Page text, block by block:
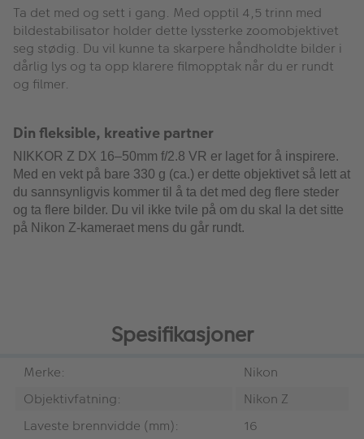
Ta det med og sett i gang. Med opptil 4,5 trinn med
bildestabilisator holder dette lyssterke zoomobjektivet
seg stødig. Du vil kunne ta skarpere håndholdte bilder i
dårlig lys og ta opp klarere filmopptak når du er rundt
og filmer.
Din fleksible, kreative partner
NIKKOR Z DX 16–50mm f/2.8 VR er laget for å inspirere.
Med en vekt på bare 330 g (ca.) er dette objektivet så lett at
du sannsynligvis kommer til å ta det med deg flere steder
og ta flere bilder. Du vil ikke tvile på om du skal la det sitte
på Nikon Z-kameraet mens du går rundt.
Spesifikasjoner
Merke:
Nikon
Objektivfatning:
Nikon Z
Laveste brennvidde (mm):
16